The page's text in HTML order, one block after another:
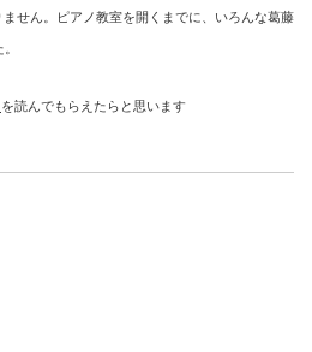
せん。ピアノ教室を開くまでに、いろんな葛藤
を読んでもらえたらと思います